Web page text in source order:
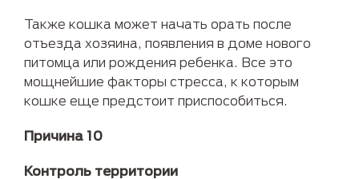
Также кошка может начать орать после
отъезда хозяина, появления в доме нового
питомца или рождения ребенка. Все это
мощнейшие факторы стресса, к которым
кошке еще предстоит приспособиться.
Причина 10
Контроль территории